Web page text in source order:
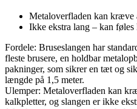
Metaloverfladen kan kræve
Ikke ekstra lang – kan
Fordele: Bruseslangen har
fleste brusere, en holdbar
pakninger, som sikrer en tæt og
længde på 1,5 meter.
Ulemper: Metaloverfladen kan
kalkpletter, og slangen er ikke